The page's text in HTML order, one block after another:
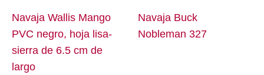
Navaja Wallis Mango
PVC negro, hoja lisa-
sierra de 6.5 cm de
largo
Navaja Buck
Nobleman 327